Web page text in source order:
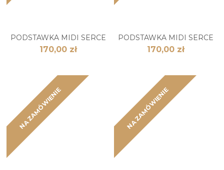
PODSTAWKA MIDI SERCE
170,00 zł
PODSTAWKA MIDI SERCE
170,00 zł
NA ZAMÓWIENIE NA ZAMÓWIENIE